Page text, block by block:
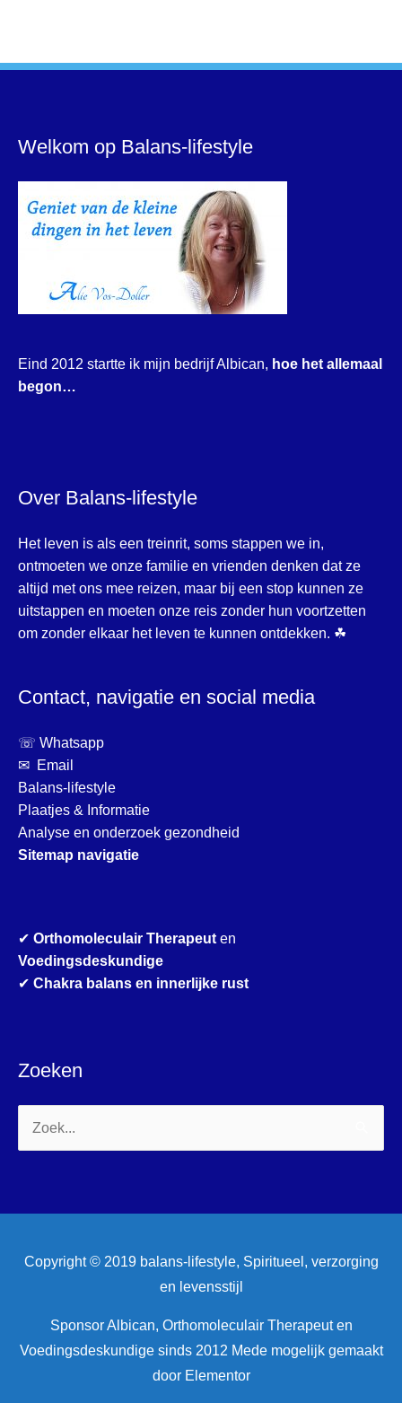
Welkom op Balans-lifestyle
Eind 2012 startte ik mijn bedrijf Albican, hoe het allemaal
begon…
Over Balans-lifestyle
Het leven is als een treinrit, soms stappen we in,
ontmoeten we onze familie en vrienden denken dat ze
altijd met ons mee reizen, maar bij een stop kunnen ze
uitstappen en moeten onze reis zonder hun voortzetten
om zonder elkaar het leven te kunnen ontdekken. ☘
Contact, navigatie en social media
☏ Whatsapp
✉ Email
Balans-lifestyle
Plaatjes & Informatie
Analyse en onderzoek gezondheid
Sitemap navigatie
✔ Orthomoleculair Therapeuten
Voedingsdeskundige
✔ Chakra balans en innerlijke rust
Zoeken
Zoek
naar:
Copyright © 2019 balans-lifestyle, Spiritueel, verzorging
en levensstijl
Sponsor Albican, Orthomoleculair Therapeut en
Voedingsdeskundige sinds 2012 Mede mogelijk gemaakt
door Elementor